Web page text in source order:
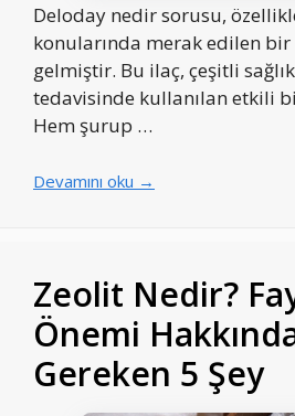
Deloday nedir sorusu,
konularında merak edilen bir
gelmiştir. Bu ilaç, çeşitli
tedavisinde kullanılan etkili
Hem şurup …
Devamını oku →
Zeolit Nedir?
Önemi
Gereken 5 Şey